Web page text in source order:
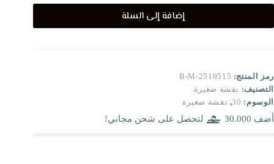
إضافة إلى السلة
رمز المنتج: B-M-2510515
التصنيف: نقشة صغيرة
الوسوم: 30
, نقشة صغيرة
أضف 30.000 لتحصل على شحن مجاني!